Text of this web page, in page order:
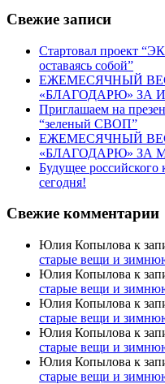
Свежие записи
Стартовал проект
оставаясь собой”
ЕЖЕМЕСЯЧНЫЙ
«БЛАГОДАРЮ» ЗА
Приглашаем на
“зеленый СВОП”
ЕЖЕМЕСЯЧНЫЙ
«БЛАГОДАРЮ» ЗА
Будущее российского
сегодня!
Свежие комментарии
Юлия Копылова к
старые вещи и
Юлия Копылова к
старые вещи и
Юлия Копылова к
старые вещи и
Юлия Копылова к
старые вещи и
Юлия Копылова к
старые вещи и